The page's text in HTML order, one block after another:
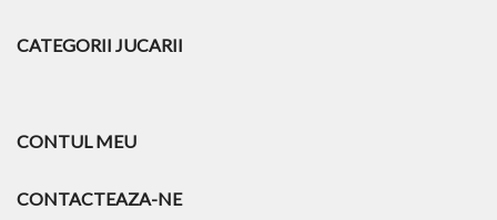
CATEGORII JUCARII
CONTUL MEU
CONTACTEAZA-NE